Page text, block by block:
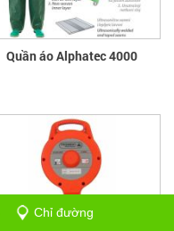
Quần áo Alphatec 4000
Chỉ đường